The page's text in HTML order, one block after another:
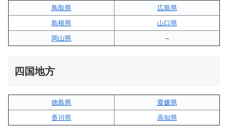
鳥取県
広島県
島根県
山口県
岡山県
–
四国地方
徳島県
愛媛県
香川県
高知県